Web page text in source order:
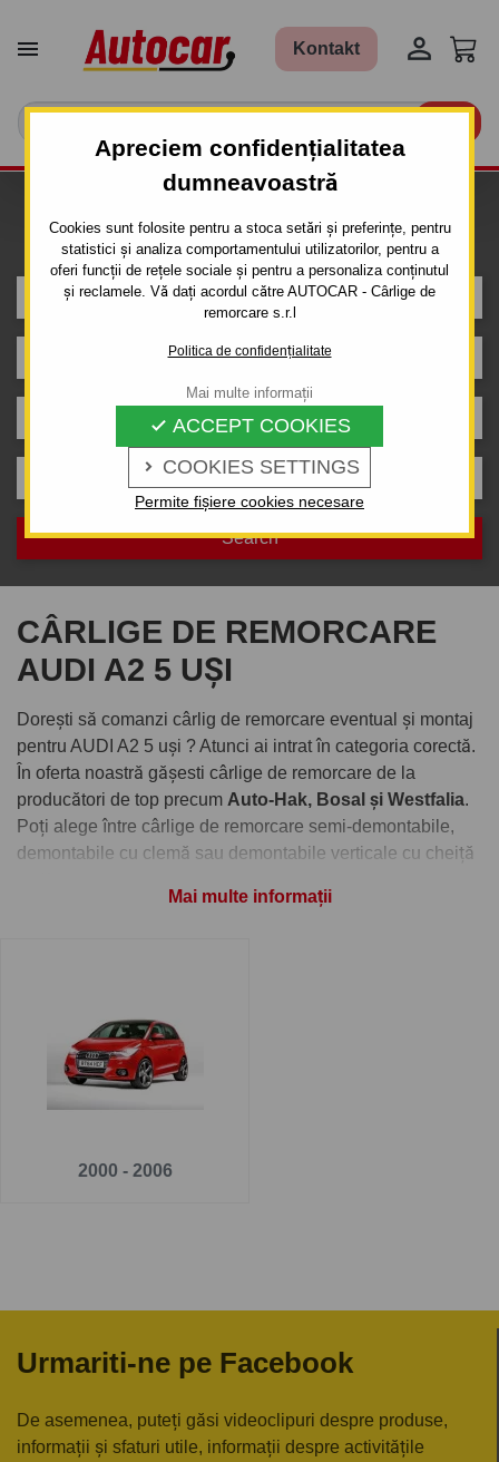
Apreciem confidențialitatea
dumneavoastră
Cookies sunt folosite pentru a stoca setări și preferințe, pentru
statistici și analiza comportamentului utilizatorilor, pentru a
oferi funcții de rețele sociale și pentru a personaliza conținutul
și reclamele. Vă dați acordul către AUTOCAR - Cârlige de
remorcare s.r.l
Politica de confidențialitate
 COOKIES SETTINGS
 ACCEPT COOKIES
Permite fișiere cookies necesare
Mai multe informații
 Kontakt 
mașina
AUDI
An de producție
CÂRLIGE DE REMORCARE
AUDI A2 5 UȘI
Dorești să comanzi cârlig de remorcare eventual și montaj
pentru AUDI A2 5 uși ? Atunci ai intrat în categoria corectă.
În oferta noastră gășesti cârlige de remorcare de la
producători de top precum Auto-Hak, Bosal și Westfalia.
Poți alege între cârlige de remorcare semi-demontabile,
demontabile cu clemă sau demontabile verticale cu cheiță
www.carlig.roveți găs cârlige remorcare de calitate și
de încredere pentru AUDI A2 5 uși . Toate cârligele de
remorcare au un tratament special de suprafață
alege instalația electrică în funcție de ceea ce ați dori să
Mai multe informații
2000 - 2006
Urmariti-ne pe Facebook
De asemenea, puteți găsi videoclipuri despre produse,
informații și sfaturi utile, informații despre activitățile